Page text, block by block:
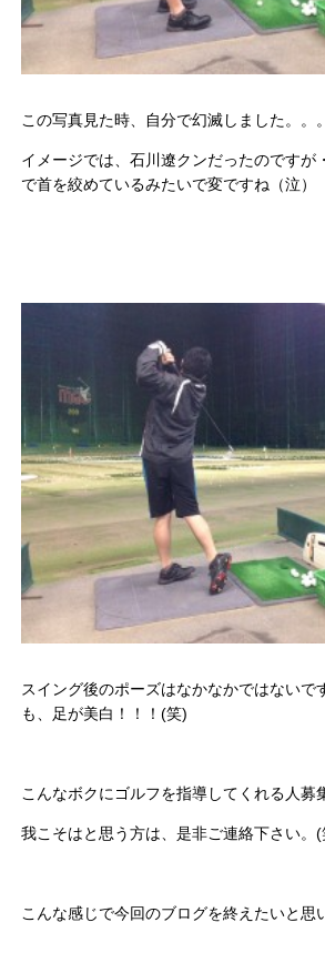
この写真見た時、自分で幻滅しました。。。
イメージでは、石川遼クンだったのですが
で首を絞めているみたいで変ですね（泣）
スイング後のポーズはなかなかではないで
も、足が美白！！！(笑)
こんなボクにゴルフを指導してくれる人募
我こそはと思う方は、是非ご連絡下さい。(
こんな感じで今回のブログを終えたいと思